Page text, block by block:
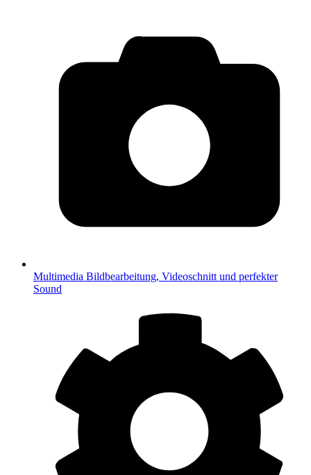
Multimedia Bildbearbeitung, Videoschnitt und perfekter
Sound